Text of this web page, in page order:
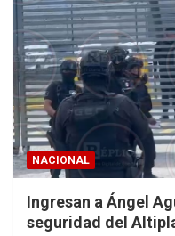
NACIONAL
Ingresan a Ángel
seguridad del